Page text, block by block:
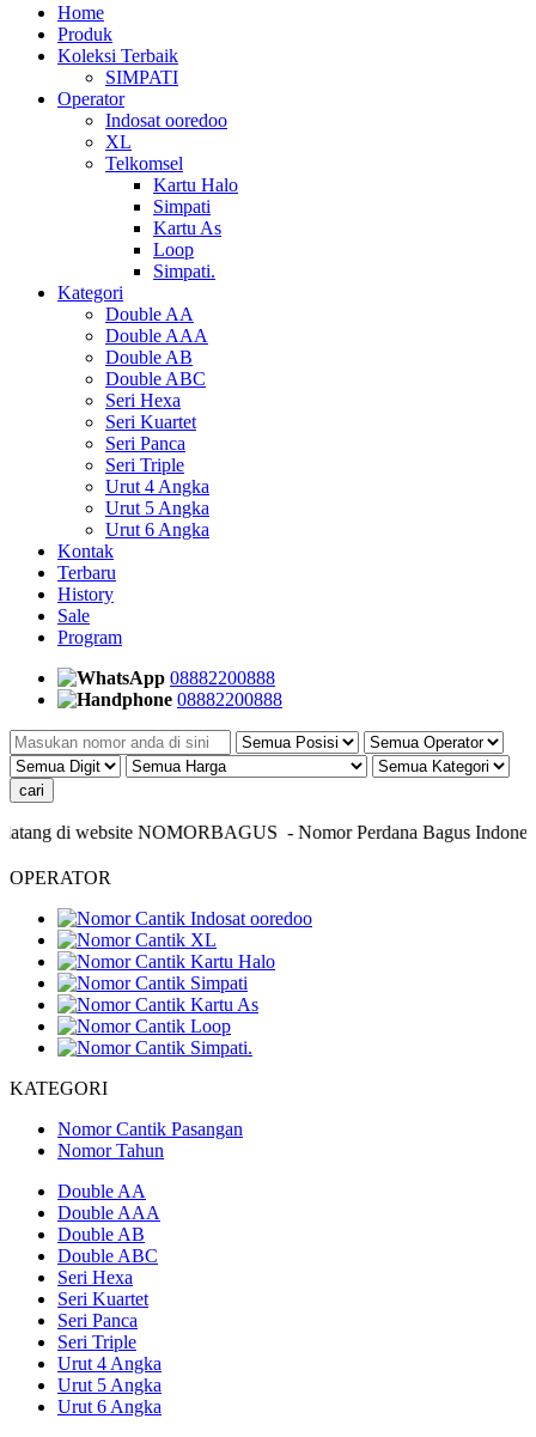
Home
Produk
Koleksi Terbaik
SIMPATI
Operator
Indosat ooredoo
XL
Telkomsel
Kartu Halo
Simpati
Kartu As
Loop
Simpati.
Kategori
Double AA
Double AAA
Double AB
Double ABC
Seri Hexa
Seri Kuartet
Seri Panca
Seri Triple
Urut 4 Angka
Urut 5 Angka
Urut 6 Angka
Kontak
Terbaru
History
Sale
Program
08882200888
08882200888
di website NOMORBAGUS - Nomor Perdana BagusIndonesia
OPERATOR
KATEGORI
Nomor Cantik Pasangan
Nomor Tahun
Double AA
Double AAA
Double AB
Double ABC
Seri Hexa
Seri Kuartet
Seri Panca
Seri Triple
Urut 4 Angka
Urut 5 Angka
Urut 6 Angka